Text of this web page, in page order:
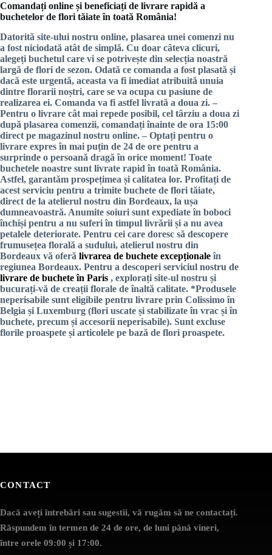
Comandați online și beneficiați de livrare rapidă a
buchetelor de flori tăiate în toată România!
Datorită site-ului nostru online, plasarea unei comenzi nu
a fost niciodată atât de simplă. Cu doar câteva clicuri,
alegeți buchetul care vi se potrivește din selecția noastră
largă de flori de sezon. Odată ce comanda a fost plasată și
dacă este urgentă, aceasta va fi imediat atribuită unuia
dintre florarii noștri, care se va ocupa cu pasiune de
realizarea ei. Comanda va fi astfel livrată a doua zi. –
Pentru o livrare cât mai repede posibil, cel târziu a doua zi
după plasarea comenzii, comandați înainte de ora 15:00
direct pe magazinul nostru online. – Optați pentru o
livrare expres în mai puțin de 24 de ore pentru a
surprinde o persoană dragă în orice moment! Toate
buchetele noastre sunt livrate rapid în toată România.
Astfel, garantăm prospețimea și calitatea lor. Profitați de
acest serviciu pentru a trimite buchete de flori tăiate,
direct de la atelierul nostru din Bordeaux, la ușa
dumneavoastră. Anumite soiuri sunt expediate în boboci
închiși pentru a nu suferi în timpul livrării și a nu avea
petalele deteriorate. Pentru cei care doresc să descopere
frumusețea florală a sudului, atelierul nostru din
Bordeaux vă oferă livrarea de buchete excepționaleîn
regiunea Bordeaux. Pentru a descoperi serviciul nostru de
livrare de buchete în Paris , explorați site-ul nostru și
bucurați-vă de creații florale de înaltă calitate. *Produsele
neperisabile sunt eligibile pentru livrare prin Colissimoîn
Belgia și Luxemburg (flori uscate și stabilizate în vrac și în
buchete, precum și accesorii neperisabile). Sunt excluse
florile proaspete și articolele pe bază de flori proaspete.
CONTACT
Dacă aveți întrebări sau sugestii, vă rugăm să ne contactați.
Răspundem în termen de 24 de ore, de luni până vineri,
între orele 09:00 și 17:00.